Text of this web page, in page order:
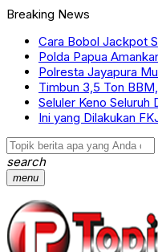
Breaking News
Cara Bobol Jackpot
Polda Papua
Polresta Jayapura
Timbun 3,5 Ton
Seluler Keno Seluruh
Ini yang Dilakukan
search
menu